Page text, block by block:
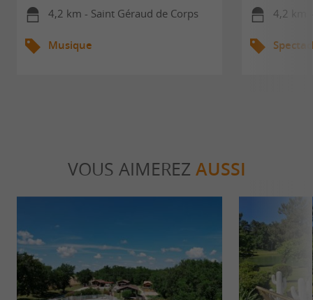
4,2 km - Saint Géraud de Corps
Musique
4,2 km
VOUS AIMEREZ AUSSI